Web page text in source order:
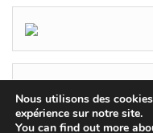
Nous utilisons des
expérience sur notre site.
You can find out more